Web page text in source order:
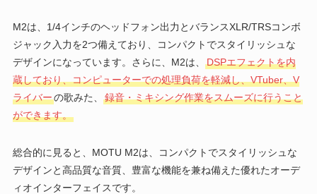
M2は、1/4インチのヘッドフォン出力とバランスXLR/TRSコンボ
ジャック入力を2つ備えており、コンパクトでスタイリッシュな
デザインになっています。さらに、M2は、
DSPエフェクトを内
蔵しており、コンピューターでの処理負荷を軽減し、VTuber、V
ライバーの歌みた、
録音・ミキシング作業をスムーズに行うこと
ができます。
総合的に見ると、MOTU M2は、コンパクトでスタイリッシュな
デザインと高品質な音質、豊富な機能を兼ね備えた優れたオーデ
ィオインターフェイスです。